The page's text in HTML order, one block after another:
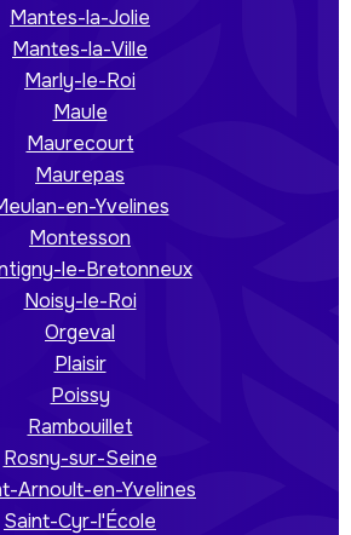
Mantes-la-Jolie
Mantes-la-Ville
Marly-le-Roi
Maule
Maurecourt
Maurepas
en-Yvelines
Montesson
le-Bretonneux
Noisy-le-Roi
Orgeval
Plaisir
Poissy
Rambouillet
Rosny-sur-Seine
Arnoult-en-Yvelines
Saint-Cyr-l'École